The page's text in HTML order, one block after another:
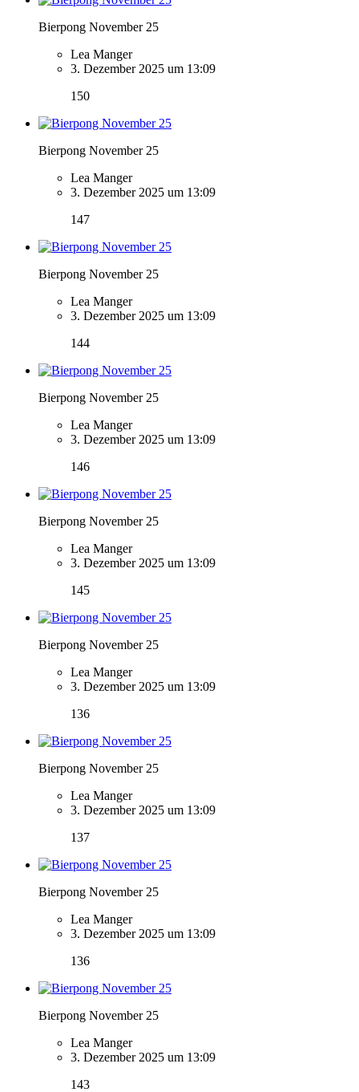
Bierpong November 25
Lea Manger
3. Dezember 2025 um 13:09
150
Bierpong November 25
Lea Manger
3. Dezember 2025 um 13:09
147
Bierpong November 25
Lea Manger
3. Dezember 2025 um 13:09
144
Bierpong November 25
Lea Manger
3. Dezember 2025 um 13:09
146
Bierpong November 25
Lea Manger
3. Dezember 2025 um 13:09
145
Bierpong November 25
Lea Manger
3. Dezember 2025 um 13:09
136
Bierpong November 25
Lea Manger
3. Dezember 2025 um 13:09
137
Bierpong November 25
Lea Manger
3. Dezember 2025 um 13:09
136
Bierpong November 25
Lea Manger
3. Dezember 2025 um 13:09
143